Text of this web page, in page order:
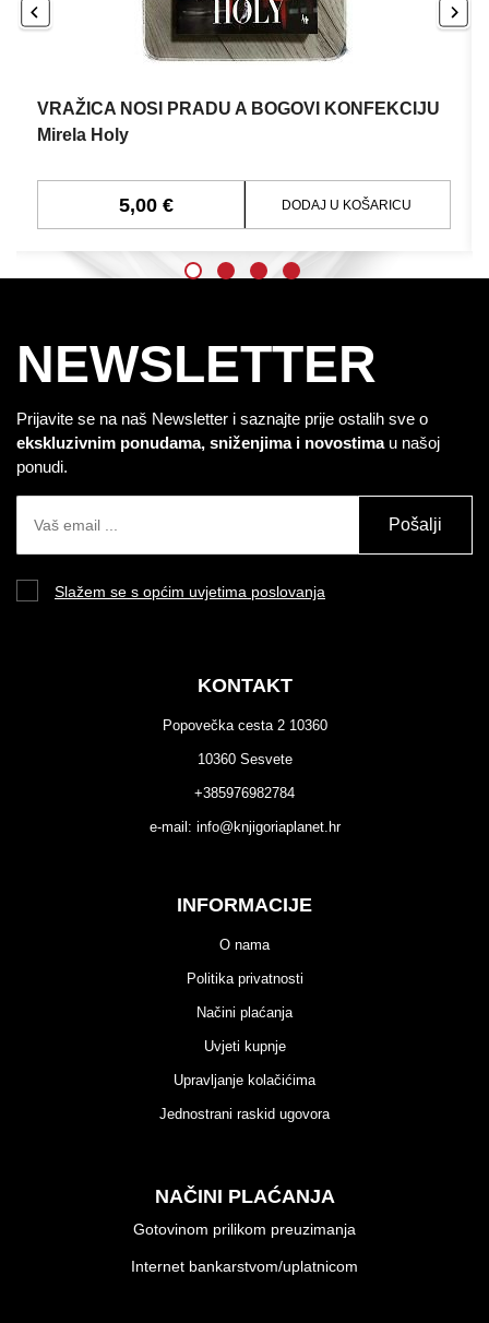
VRAŽICA NOSI PRADU A BOGOVI KONFEKCIJU
Mirela Holy
5,00 € DODAJ U KOŠARICU
NEWSLETTER
Prijavite se na naš Newsletter i saznajte prije ostalih sve o
ekskluzivnim ponudama, sniženjima i novostimau našoj
ponudi.
Pošalji
Slažem se s općim uvjetima poslovanja
KONTAKT
Popovečka cesta 2 10360
10360 Sesvete
+385976982784
e-mail: info@knjigoriaplanet.hr
INFORMACIJE
O nama
Politika privatnosti
Načini plaćanja
Uvjeti kupnje
Upravljanje kolačićima
Jednostrani raskid ugovora
NAČINI PLAĆANJA
Gotovinom prilikom preuzimanja
Internet bankarstvom/uplatnicom